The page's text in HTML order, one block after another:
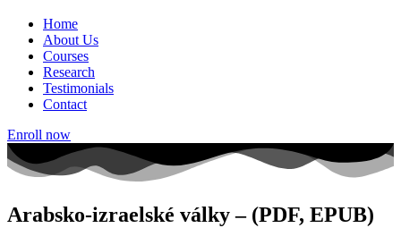
Home
About Us
Courses
Research
Testimonials
Contact
Enroll now
Arabsko-izraelské války – (PDF, EPUB)